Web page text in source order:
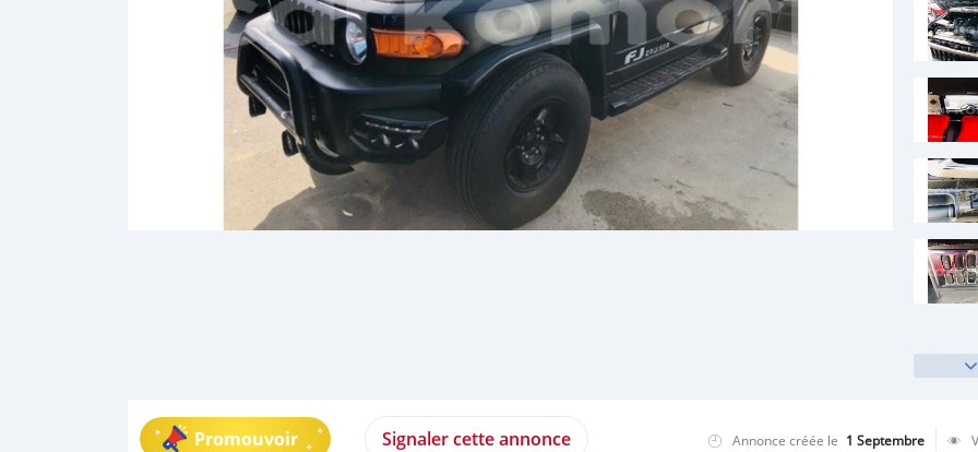
Promouvoir Signaler cette annonce Annonce créée le 1 Septembre